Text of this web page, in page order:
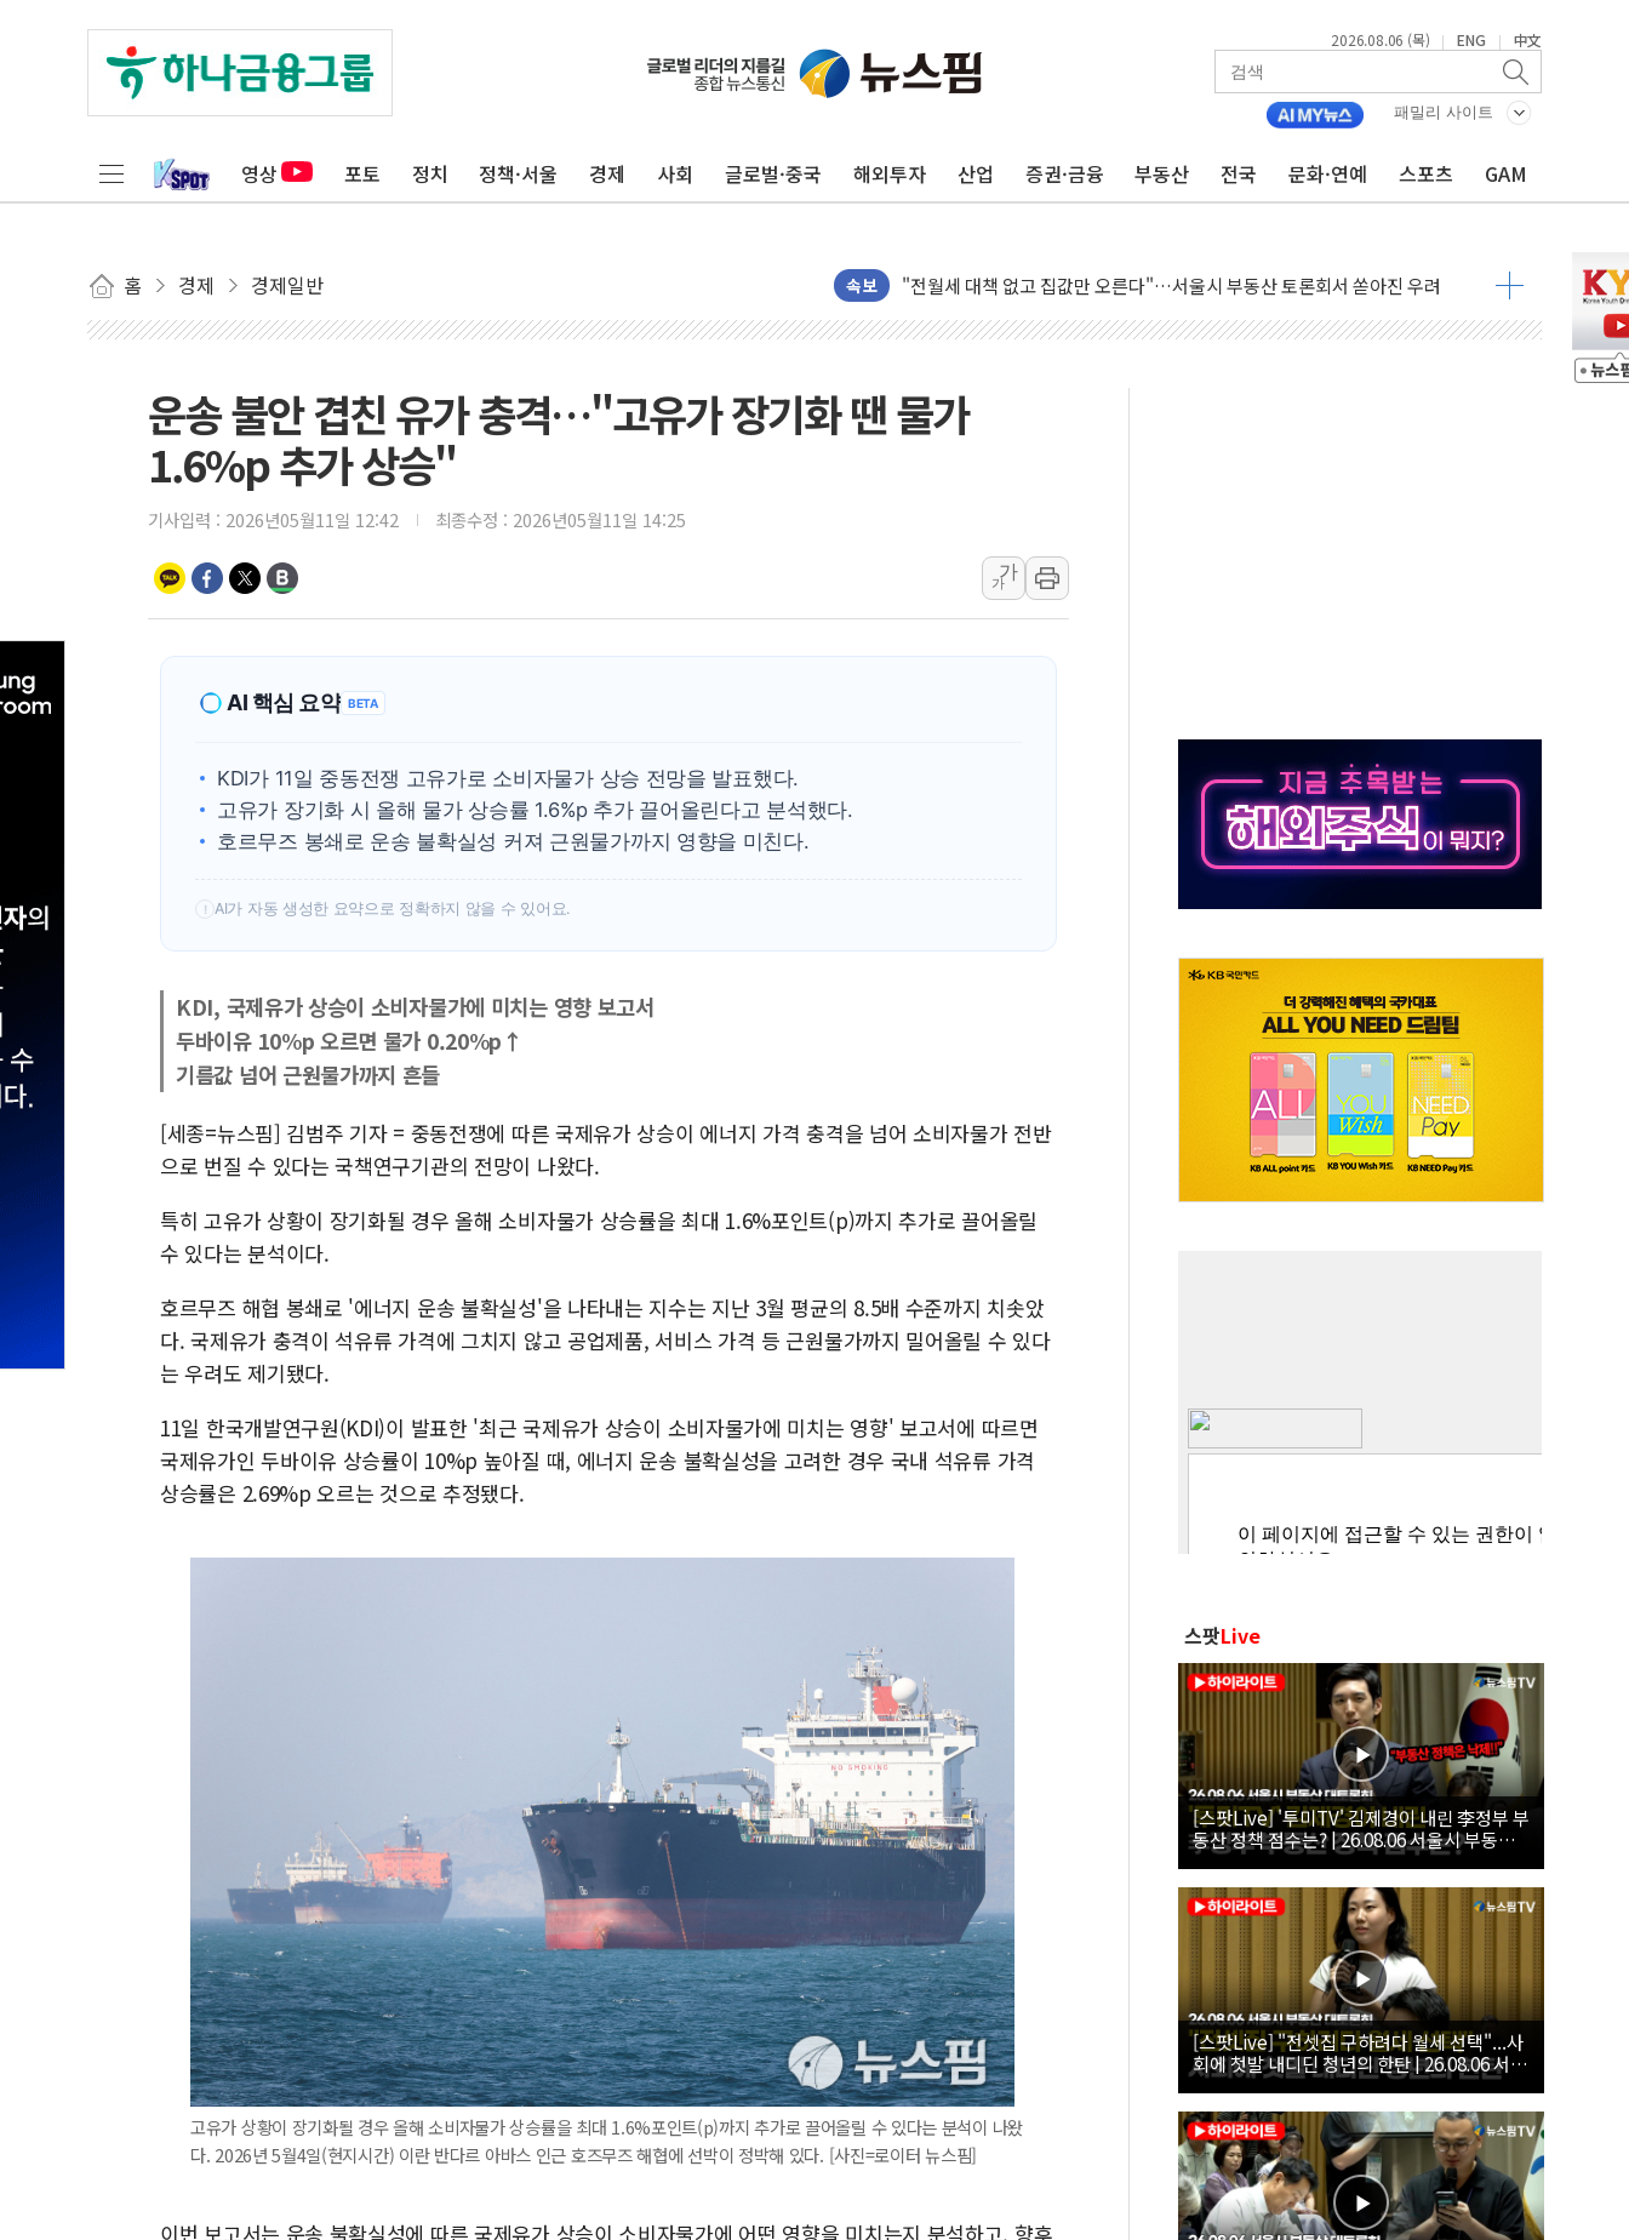
2026.08.06 (목) | ENG | 中文
패밀리 사이트
영상 포토 정치 정책·서울 경제 사회 글로벌·중국 해외투자 산업 증권·금융 부동산 전국 문화·연예 스포츠 GAM
홈 경제 경제일반 속보
초등학교 앞서 '쾅'…대전 중구서 시내버스 등 3중 추돌·1명 부상
배틀그라운드 모바일 월드컵 파리서 개막
청와대 "내일 부동산 점검 2차 회의"…주택 공급 방안 논의한다
국민통합위 "청년엔 기회를, 중고령층엔 안정을"…세대상생 일자리 특위 출범
레드캡투어, 2분기 영업익 16% 증가…역대 2분기 최대 실적
'주택 공급 vs 공원 보존'…용산어린이정원 활용 놓고 충돌 예고
부대찌개·보쌈 프랜차이즈 '놀부' 법원에 기업회생 신청
깊이가 다른 글로벌 투자 정보 GAM - 맛보기편 (8/6)
김민석 측 "'레버리지 ETF 도입 김 총리 지시'는 가짜뉴스…법적 조치"
앤스로픽도 AI칩 직접 만든다…삼성전자 2나노 수주 '촉각'
'친명 vs 친청' 경선 과열...민주당 선관위 "불법 선거운동·방해행위 엄중 제재"
민주당 지지층·무당층 1순위 선호도, 정청래 39.9% 김민석 39.8%
운송 불안 겹친 유가 충격…"고유가 장기화 땐 물가
1.6%p 추가 상승"
기사입력 : 2026년05월11일 12:42 최종수정 : 2026년05월11일 14:25
가
가
AI 핵심 요약 BETA
KDI가 11일 중동전쟁 고유가로 소비자물가 상승 전망을 발표했다.
고유가 장기화 시 올해 물가 상승률 1.6%p 추가 끌어올린다고 분석했다.
호르무즈 봉쇄로 운송 불확실성 커져 근원물가까지 영향을 미친다.
! AI가 자동 생성한 요약으로 정확하지 않을 수 있어요.
KDI, 국제유가 상승이 소비자물가에 미치는 영향 보고서
두바이유 10%p 오르면 물가 0.20%p↑
기름값 넘어 근원물가까지 흔들
[세종=뉴스핌] 김범주 기자 = 중동전쟁에 따른 국제유가 상승이 에너지 가격 충격을 넘어 소비자물가 전반
으로 번질 수 있다는 국책연구기관의 전망이 나왔다.
특히 고유가 상황이 장기화될 경우 올해 소비자물가 상승률을 최대 1.6%포인트(p)까지 추가로 끌어올릴
수 있다는 분석이다.
호르무즈 해협 봉쇄로 '에너지 운송 불확실성'을 나타내는 지수는 지난 3월 평균의 8.5배 수준까지 치솟았
다. 국제유가 충격이 석유류 가격에 그치지 않고 공업제품, 서비스 가격 등 근원물가까지 밀어올릴 수 있다
는 우려도 제기됐다.
11일 한국개발연구원(KDI)이 발표한 '최근 국제유가 상승이 소비자물가에 미치는 영향' 보고서에 따르면
국제유가인 두바이유 상승률이 10%p 높아질 때, 에너지 운송 불확실성을 고려한 경우 국내 석유류 가격
상승률은 2.69%p 오르는 것으로 추정됐다.
고유가 상황이 장기화될 경우 올해 소비자물가 상승률을 최대 1.6%포인트(p)까지 추가로 끌어올릴 수 있다는 분석이 나왔
다. 2026년 5월4일(현지시간) 이란 반다르 아바스 인근 호즈무즈 해협에 선박이 정박해 있다. [사진=로이터 뉴스핌]
이번 보고서는 운송 불확실성에 따른 국제유가 상승이 소비자물가에 어떤 영향을 미치는지 분석하고, 향후
스팟Live
[스팟Live] '투미TV' 김제경이 내린 李정부 부
동산 정책 점수는? | 26.08.06 서울시 부동산
대토론회
[스팟Live] "전셋집 구하려다 월세 선택"...사
회에 첫발 내디딘 청년의 한탄 | 26.08.06 서울
시 부동산 대토론회